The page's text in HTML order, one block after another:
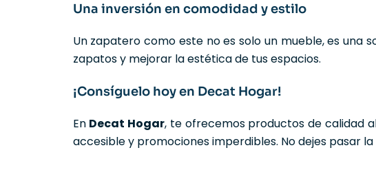
Una inversión en comodidad y estilo
Un zapatero como este no es solo un mueble, es una
zapatos y mejorar la estética de tus espacios.
¡Consíguelo hoy en Decat Hogar!
En Decat Hogar, te ofrecemos productos de calidad
accesible y promociones imperdibles. No dejes pasar